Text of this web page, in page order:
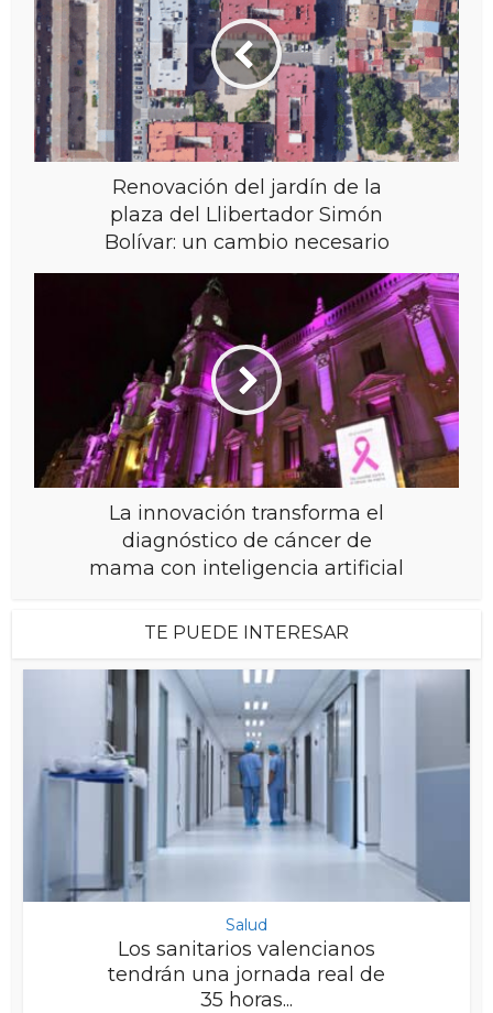
Renovación del jardín de la
plaza del Llibertador Simón
Bolívar: un cambio necesario
La innovación transforma el
diagnóstico de cáncer de
mama con inteligencia artificial
TE PUEDE INTERESAR
Salud
Los sanitarios valencianos
tendrán una jornada real de
35 horas...